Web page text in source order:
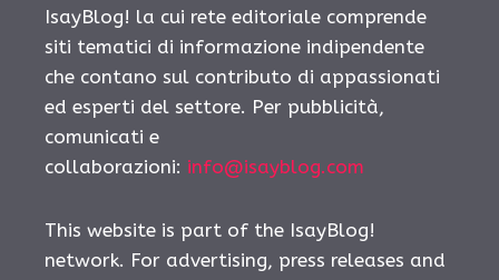
IsayBlog! la cui rete editoriale comprende
siti tematici di informazione indipendente
che contano sul contributo di appassionati
ed esperti del settore. Per pubblicità,
comunicati e
collaborazioni: info@isayblog.com
This website is part of the IsayBlog!
network. For advertising, press releases and